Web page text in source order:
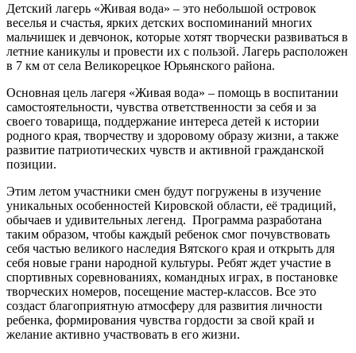
Детский лагерь «Живая вода» – это небольшой островок
веселья и счастья, ярких детских воспоминаний многих
мальчишек и девчонок, которые хотят творчески развиваться в
летние каникулы и провести их с пользой. Лагерь расположен
в 7 км от села Великорецкое Юрьянского района.
Основная цель лагеря «Живая вода» – помощь в воспитании
самостоятельности, чувства ответственности за себя и за
своего товарища, поддержание интереса детей к истории
родного края, творчеству и здоровому образу жизни, а также
развитие патриотических чувств и активной гражданской
позиции.
Этим летом участники смен будут погружены в изучение
уникальных особенностей Кировской области, её традиций,
обычаев и удивительных легенд. Программа разработана
таким образом, чтобы каждый ребенок смог почувствовать
себя частью великого наследия Вятского края и открыть для
себя новые грани народной культуры. Ребят ждет участие в
спортивных соревнованиях, командных играх, в постановке
творческих номеров, посещение мастер-классов. Все это
создаст благоприятную атмосферу для развития личности
ребенка, формирования чувства гордости за свой край и
желание активно участвовать в его жизни.